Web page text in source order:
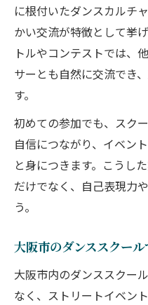
に根付いたダンスカルチ
かい交流が特徴として挙
トルやコンテストでは、
サーとも自然に交流でき
す。
初めての参加でも、スク
自信につながり、イベン
と身につきます。こうし
だけでなく、自己表現力
う。
大阪市のダンススクー
大阪市内のダンススクー
なく、ストリートイベン